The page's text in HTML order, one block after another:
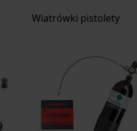
Wiatrówki pistolety